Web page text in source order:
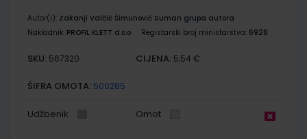
Autor(i): Zakanji Valčić Šimunović Suman grupa autora
Nakladnik: PROFIL KLETT d.o.o. Registarski broj ministarstva: 6928
SKU: 567320 CIJENA: 5,54 €
ŠIFRA OMOTA: 500285
Udžbenik Omot